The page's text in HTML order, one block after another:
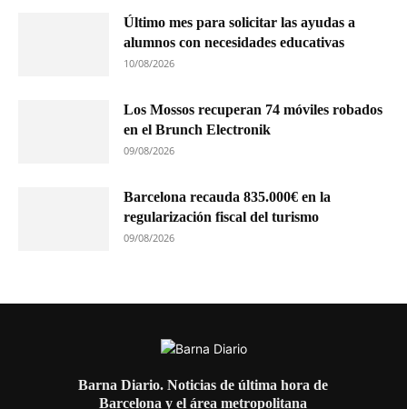
Último mes para solicitar las ayudas a
alumnos con necesidades educativas
10/08/2026
Los Mossos recuperan 74 móviles robados
en el Brunch Electronik
09/08/2026
Barcelona recauda 835.000€ en la
regularización fiscal del turismo
09/08/2026
Barna Diario. Noticias de última hora de
Barcelona y el área metropolitana